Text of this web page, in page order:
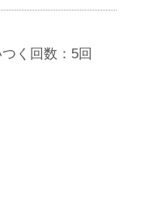
く回数：5回